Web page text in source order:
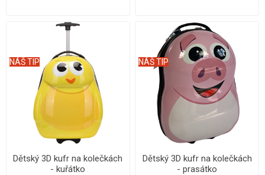
NÁŠ TIP
Dětský 3D kufr na kolečkách
- kuřátko
NÁŠ TIP
Dětský 3D kufr na kolečkách
- prasátko